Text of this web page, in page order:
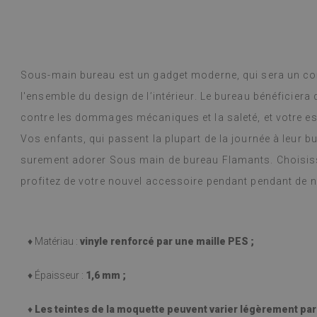
Sous-main bureau est un gadget moderne, qui sera un
l'ensemble du design de l’intérieur. Le bureau
contre les dommages mécaniques et la saleté, et votre
Vos enfants, qui passent la plupart de la journée à leur
surement adorer Sous main de bureau Flamants.
profitez de votre nouvel accessoire pendant pendant de
♦ Matériau : vinyle renforcé par une maille PES ;
♦ Épaisseur : 1,6 mm ;
♦ Les teintes de la moquette peuvent varier légèrement
bien emballé.
et
fantastique. Je
autocollant
cuisinant
(pendant les
problème.
chiffon humide